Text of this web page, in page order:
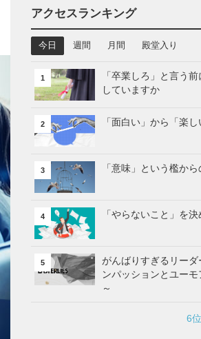
アクセスランキング
今日 週間 月間 殿堂入り
1
「卒業しろ」と言う
していますか
2 「面白い」から「楽
3 「意味」という檻か
4 「やらないこと」を決
5
がんばりすぎるリー
ンパッションとユー
～
6